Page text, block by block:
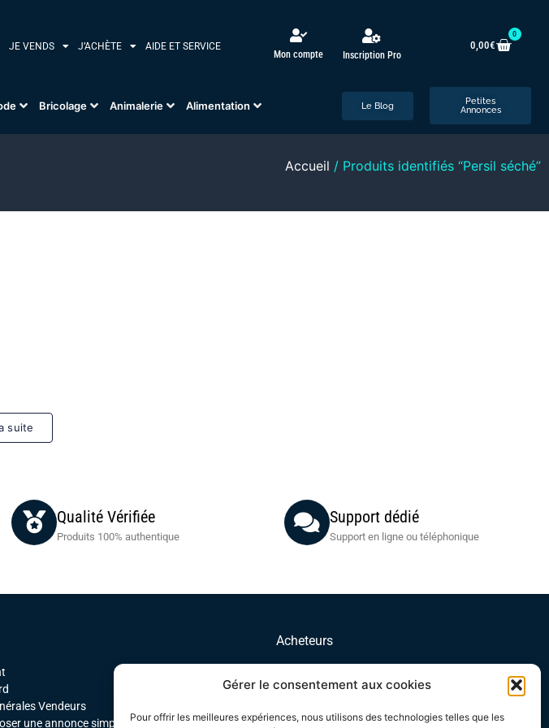
Gérer le consentement aux cookies
Pour offrir les meilleures expériences, nous utilisons des technologies telles que les
JE VENDS J’ACHÈTE AIDE ET SERVICE
Mon compte Inscription Pro
0,00€
0
Bricolage Animalerie Alimentation Le Blog
Petites
Annonces
Accueil / Produits identifiés “Persil séché”
suite
Qualité Vérifiée
Produits 100% authentique
Support dédié
Support en ligne ou téléphonique
Vendeurs
une annonce simple
Acheteurs
Mes commandes